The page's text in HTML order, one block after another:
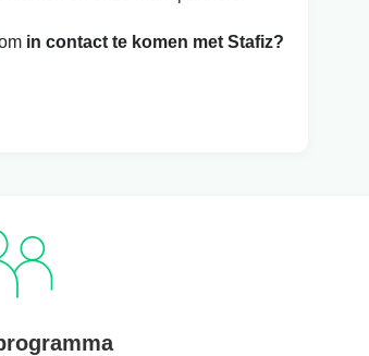
in contact te komen met Stafiz?